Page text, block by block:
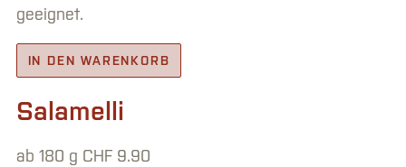
geeignet.
IN DEN WARENKORB
Salamelli
ab 180 g CHF9.90